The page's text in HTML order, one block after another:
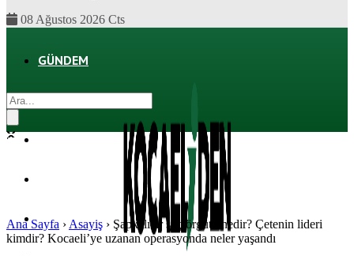
08 Ağustos 2026 Cts
GÜNDEM
SPOR
Ana Sayfa › Asayiş › Şapkalılar suç örgütü nedir? Çetenin lideri
kimdir? Kocaeli’ye uzanan operasyonda neler yaşandı